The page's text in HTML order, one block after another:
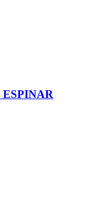
ESPINAR